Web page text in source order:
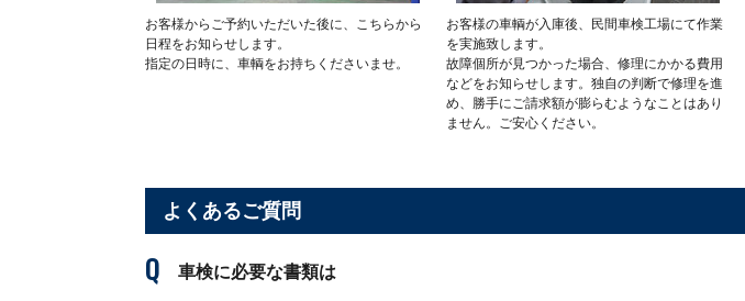
お客様からご予約いただいた後に、こちらから
日程をお知らせします。
指定の日時に、車輌をお持ちくださいませ。
お客様の車輌が入庫後、民間車検工場にて作業
を実施致します。
故障個所が見つかった場合、修理にかかる費用
などをお知らせします。独自の判断で修理を進
め、勝手にご請求額が膨らむようなことはあり
ません。ご安心ください。
よくあるご質問
車検に必要な書類は